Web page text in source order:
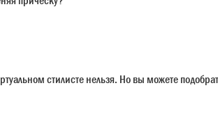
стилисте нельзя. Но вы можете